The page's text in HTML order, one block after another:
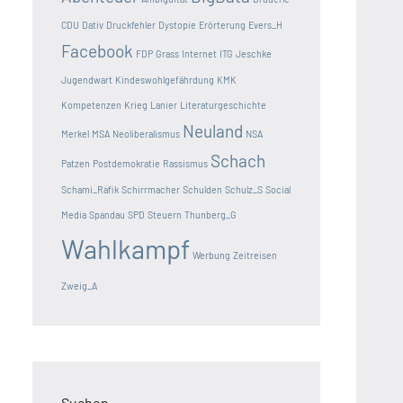
CDU Dativ Druckfehler Dystopie Erörterung Evers_H
Facebook FDP Grass Internet ITG Jeschke
Jugendwart Kindeswohlgefährdung KMK
Kompetenzen Krieg Lanier Literaturgeschichte
Merkel MSA Neoliberalismus Neuland NSA
Patzen Postdemokratie Rassismus Schach
Schami_Rafik Schirrmacher Schulden Schulz_S Social
Media Spandau SPD Steuern Thunberg_G
Wahlkampf Werbung Zeitreisen
Zweig_A